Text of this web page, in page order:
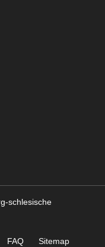
schlesische
FAQ Sitemap